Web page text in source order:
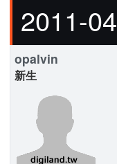
2011-
opalvin
新生